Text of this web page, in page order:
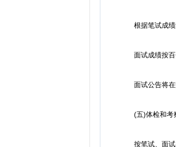
根据笔试成绩
面试成绩按百分
面试公告将在财
(五)体检和考
按笔试、面试各